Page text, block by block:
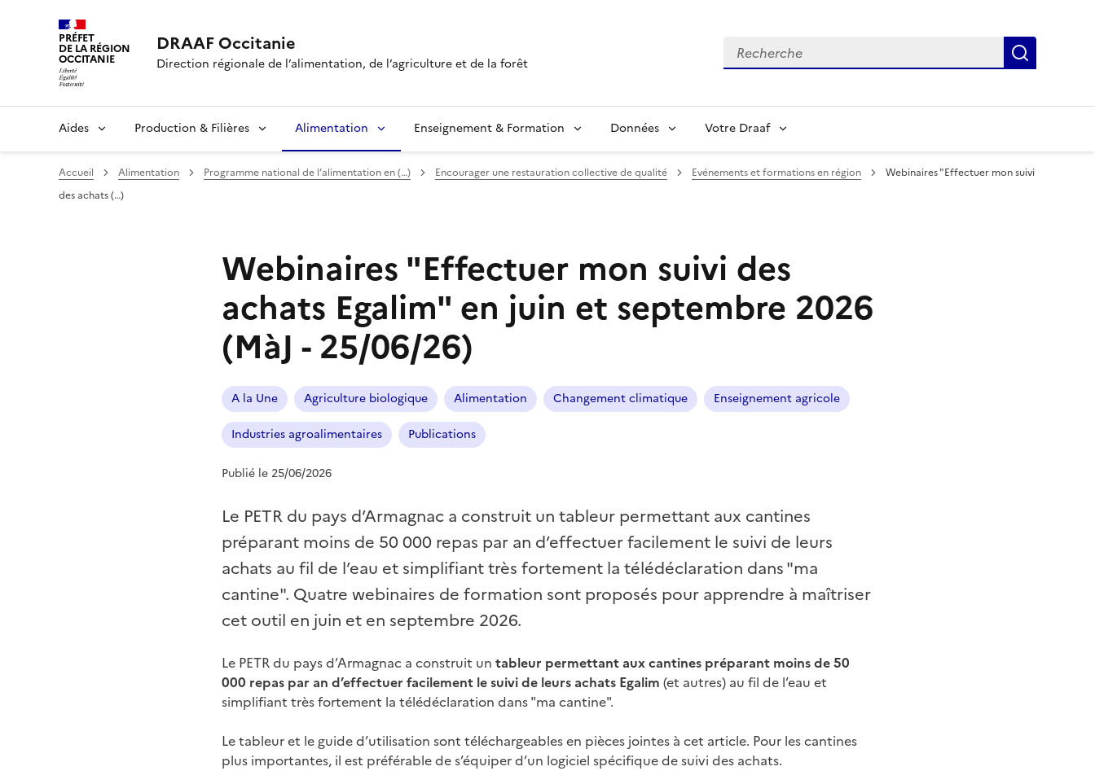
PRÉFET
DE LA RÉGION
OCCITANIE
DRAAF Occitanie
Direction régionale de l’alimentation, de l’agriculture et de la forêt
Recherche
Aides Production & Filières Alimentation Enseignement & Formation Données Votre Draaf
Accueil Alimentation Programme national de l’alimentation en (…) Encourager une restauration collective de qualité Evénements et formations en région
Webinaires "Effectuer mon suivi
des achats (…)
Webinaires "Effectuer mon suivi des
achats Egalim" en juin et septembre 2026
(MàJ - 25/06/26)
A la Une Agriculture biologique Alimentation Changement climatique Enseignement agricole
Industries agroalimentaires Publications
Publié le 25/06/2026
Le PETR du pays d’Armagnac a construit un tableur permettant aux cantines
préparant moins de 50 000 repas par an d’effectuer facilement le suivi de leurs
achats au fil de l’eau et simplifiant très fortement la télédéclaration dans "ma
cantine". Quatre webinaires de formation sont proposés pour apprendre à maîtriser
cet outil en juin et en septembre 2026.
Le PETR du pays d’Armagnac a construit un tableur permettant aux cantines préparant moins de 50
000 repas par an d’effectuer facilement le suivi de leurs achats Egalim (et autres) au fil de l’eau et
simplifiant très fortement la télédéclaration dans "ma cantine".
Le tableur et le guide d’utilisation sont téléchargeables en pièces jointes à cet article. Pour les cantines
plus importantes, il est préférable de s’équiper d’un logiciel spécifique de suivi des achats.